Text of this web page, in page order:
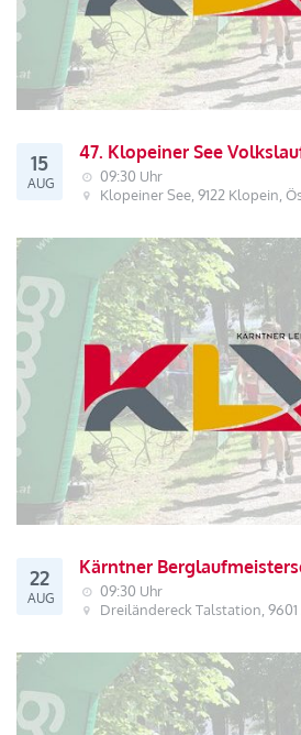
15
AUG
47. Klopeiner See
09:30 Uhr
Klopeiner See, 9122 Klopein,
22
AUG
Kärntner
09:30 Uhr
Dreiländereck Talstation,